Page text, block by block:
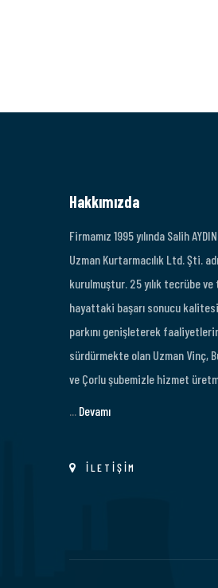
Hakkımızda
Firmamız 1995 yılında Salih
Uzman Kurtarmacılık Ltd. Şti.
kurulmuştur. 25 yılık tecrübe
hayattaki başarı sonucu
parkını genişleterek
sürdürmekte olan Uzman Vinç,
ve Çorlu şubemizle hizmet
... Devamı
İLETİŞİM